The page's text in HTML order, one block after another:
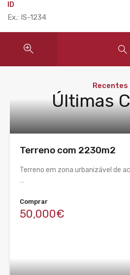
ID
Recentes
Últimas
Terreno com 2230m2
Terreno em zona urbanizável de
…
Comprar
50,000€